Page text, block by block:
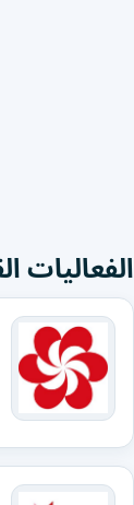
الفعاليات